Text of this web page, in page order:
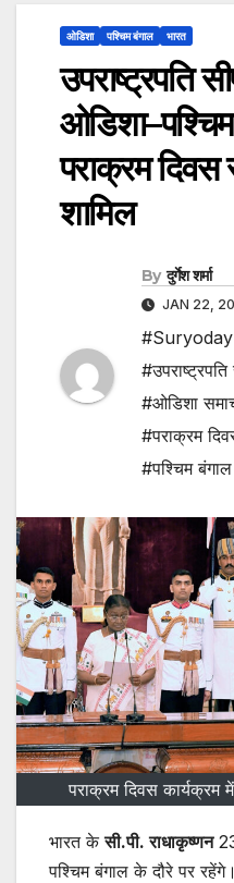
ओडिशा पश्चिम बंगाल भारत
उपराष्ट्रपति
ओडिशा–पश्चिम
पराक्रम दिवस
शामिल
By दुर्गेश शर्मा
JAN 22,
#ओडिशा
#पराक्रम
#पश्चिम
पराक्रम दिवस कार्यक्रम
भारत केसी.पी. राधाकृष्णन
पश्चिम बंगाल के दौरे पर